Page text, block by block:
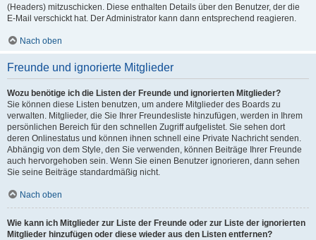
(Headers) mitzuschicken. Diese enthalten Details über den Benutzer, der die
E-Mail verschickt hat. Der Administrator kann dann entsprechend reagieren.
Nach oben
Freunde und ignorierte Mitglieder
Wozu benötige ich die Listen der Freunde und ignorierten Mitglieder?
Sie können diese Listen benutzen, um andere Mitglieder des Boards zu
verwalten. Mitglieder, die Sie Ihrer Freundesliste hinzufügen, werden in Ihrem
persönlichen Bereich für den schnellen Zugriff aufgelistet. Sie sehen dort
deren Onlinestatus und können ihnen schnell eine Private Nachricht senden.
Abhängig von dem Style, den Sie verwenden, können Beiträge Ihrer Freunde
auch hervorgehoben sein. Wenn Sie einen Benutzer ignorieren, dann sehen
Sie seine Beiträge standardmäßig nicht.
Nach oben
Wie kann ich Mitglieder zur Liste der Freunde oder zur Liste der ignorierten
Mitglieder hinzufügen oder diese wieder aus den Listen entfernen?